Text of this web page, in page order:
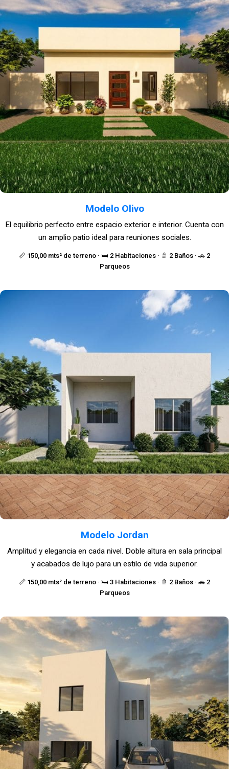
Modelo Olivo
📏 150,00 mts² de terreno · 🛏️ 2 Habitaciones · 🚿 2 Baños · 🚗 2
Parqueos
El equilibrio perfecto entre espacio exterior e interior. Cuenta con
un amplio patio ideal para reuniones sociales.
Modelo Jordan
📏 150,00 mts² de terreno · 🛏️ 3 Habitaciones · 🚿 2 Baños · 🚗 2
Parqueos
Amplitud y elegancia en cada nivel. Doble altura en sala principal
y acabados de lujo para un estilo de vida superior.